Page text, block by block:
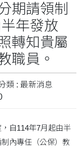
期請領制
年發放
轉知貴屬
職員。
類 : 最新消息
自114年7月起由半
內專任（公保）教